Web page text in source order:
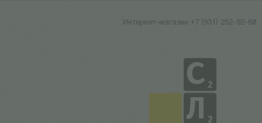
Интернет-магазин +7 (931) 252-92-60